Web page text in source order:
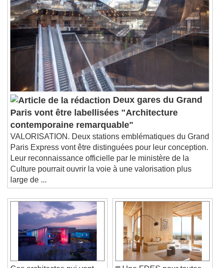
Deux gares du Grand
Paris vont être labellisées "Architecture
contemporaine remarquable"
VALORISATION. Deux stations emblématiques du Grand
Paris Express vont être distinguées pour leur conception.
Leur reconnaissance officielle par le ministère de la
Culture pourrait ouvrir la voie à une valorisation plus
large de ...